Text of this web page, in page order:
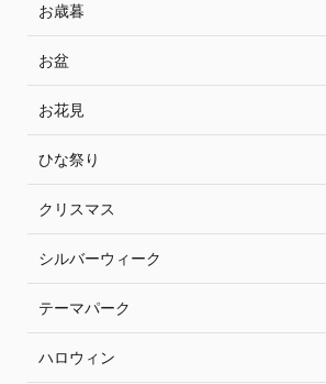
お歳暮
お盆
お花見
ひな祭り
クリスマス
シルバーウィーク
テーマパーク
ハロウィン